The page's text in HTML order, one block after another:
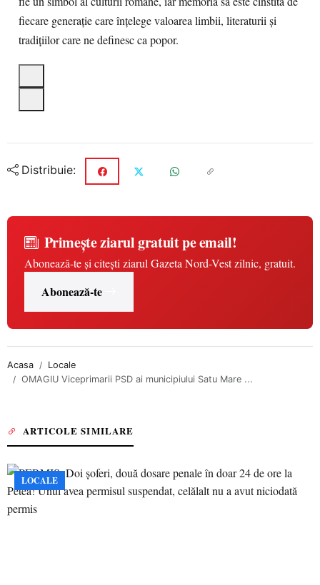
fiecare generație care înțelege valoarea limbii, literaturii și
tradițiilor care ne definesc ca popor.
Distribuie:
Primește ziarul gratuit pe email!
Abonează-te și citești ziarul Gazeta Nord-Vest zilnic, gratuit.
Abonează-te
Acasa
Locale
OMAGIU Viceprimarii PSD ai municipiului Satu Mare ...
ARTICOLE SIMILARE
LOCALE